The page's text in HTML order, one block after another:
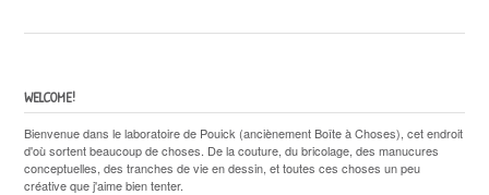
WELCOME!
Bienvenue dans le laboratoire de Pouick (anciènement Boîte à Choses), cet endroit
d'où sortent beaucoup de choses. De la couture, du bricolage, des manucures
conceptuelles, des tranches de vie en dessin, et toutes ces choses un peu
créative que j'aime bien tenter.